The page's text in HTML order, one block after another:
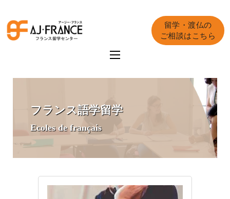
留学・渡仏の
ご相談はこちら
フランス語学留学
Ecoles de français